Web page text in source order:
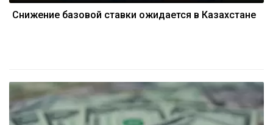
Снижение базовой ставки ожидается в Казахстане